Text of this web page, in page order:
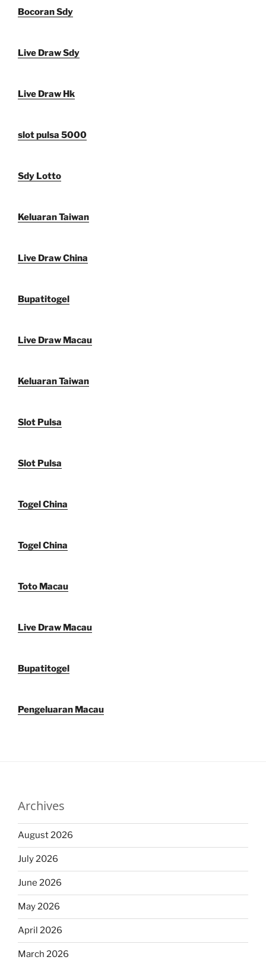
Bocoran Sdy
Live Draw Sdy
Live Draw Hk
slot pulsa 5000
Sdy Lotto
Keluaran Taiwan
Live Draw China
Bupatitogel
Live Draw Macau
Keluaran Taiwan
Slot Pulsa
Slot Pulsa
Togel China
Togel China
Toto Macau
Live Draw Macau
Bupatitogel
Pengeluaran Macau
Archives
August 2026
July 2026
June 2026
May 2026
April 2026
March 2026